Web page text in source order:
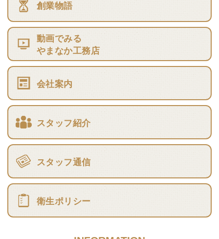
創業物語
動画でみる
やまなか工務店
会社案内
スタッフ紹介
スタッフ通信
衛生ポリシー